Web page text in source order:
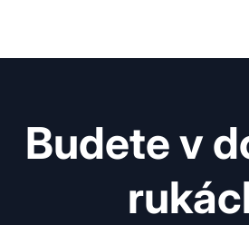
Budete v